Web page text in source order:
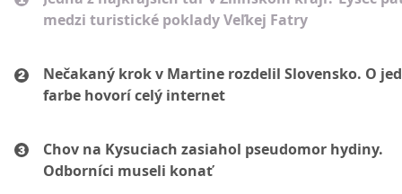
medzi turistické poklady Veľkej Fatry
Nečakaný krok v Martine rozdelil Slovensko. O
farbe hovorí celý internet
Chov na Kysuciach zasiahol pseudomor hydiny.
Odborníci museli konať